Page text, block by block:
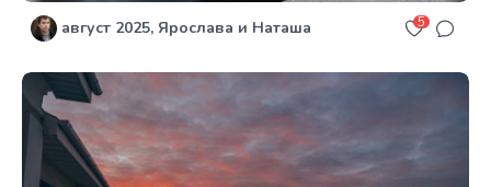
август 2025, Ярослава и Наташа 5